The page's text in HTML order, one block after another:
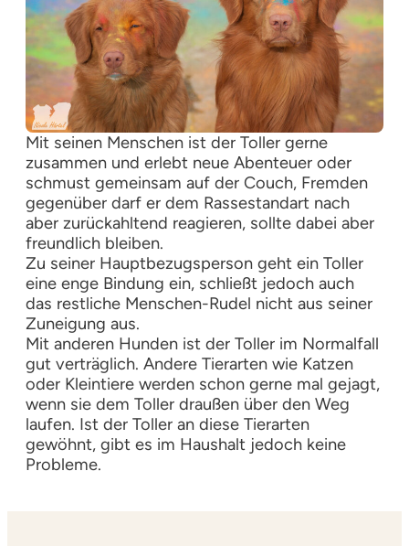
Mit seinen Menschen ist der Toller gerne
zusammen und erlebt neue Abenteuer oder
schmust gemeinsam auf der Couch, Fremden
gegenüber darf er dem Rassestandart nach
aber zurückahltend reagieren, sollte dabei aber
freundlich bleiben.
Zu seiner Hauptbezugsperson geht ein Toller
eine enge Bindung ein, schließt jedoch auch
das restliche Menschen-Rudel nicht aus seiner
Zuneigung aus.
Mit anderen Hunden ist der Toller im Normalfall
gut verträglich. Andere Tierarten wie Katzen
oder Kleintiere werden schon gerne mal gejagt,
wenn sie dem Toller draußen über den Weg
laufen. Ist der Toller an diese Tierarten
gewöhnt, gibt es im Haushalt jedoch keine
Probleme.